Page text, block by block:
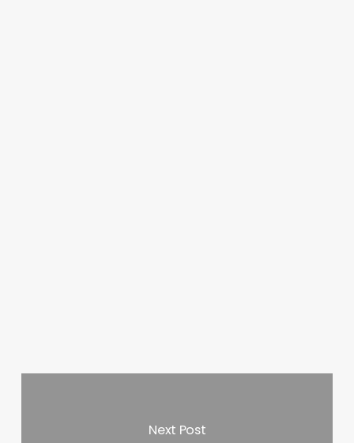
Next Post